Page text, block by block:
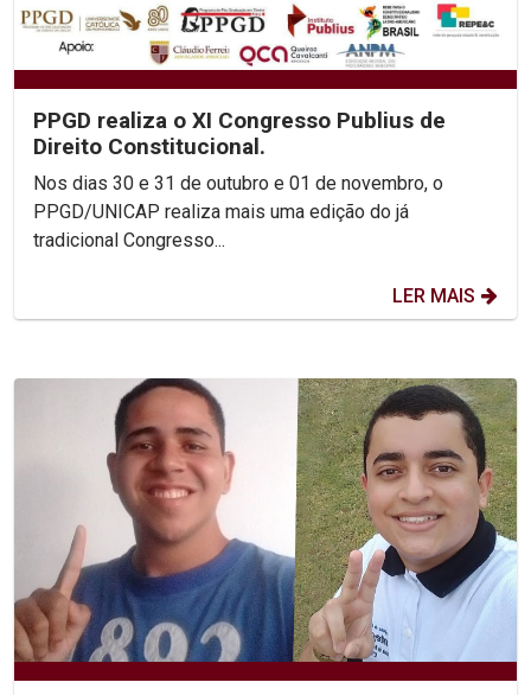
PPGD realiza o XI Congresso Publius de
Direito Constitucional.
Nos dias 30 e 31 de outubro e 01 de novembro, o
PPGD/UNICAP realiza mais uma edição do já
tradicional Congresso...
LER MAIS